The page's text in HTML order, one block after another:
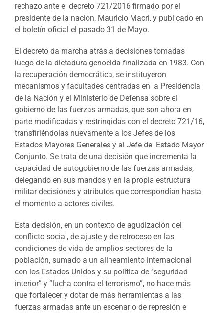
rechazo ante el decreto 721/2016 firmado por el
presidente de la nación, Mauricio Macri, y publicado en
el boletín oficial el pasado 31 de Mayo.
El decreto da marcha atrás a decisiones tomadas
luego de la dictadura genocida finalizada en 1983. Con
la recuperación democrática, se instituyeron
mecanismos y facultades centradas en la Presidencia
de la Nación y el Ministerio de Defensa sobre el
gobierno de las fuerzas armadas, que son ahora en
parte modificadas y restringidas con el decreto 721/16,
transfiriéndolas nuevamente a los Jefes de los
Estados Mayores Generales y al Jefe del Estado Mayor
Conjunto. Se trata de una decisión que incrementa la
capacidad de autogobierno de las fuerzas armadas,
delegando en sus mandos y en la propia estructura
militar decisiones y atributos que correspondían hasta
el momento a actores civiles.
Esta decisión, en un contexto de agudización del
conflicto social, de ajuste y de retroceso en las
condiciones de vida de amplios sectores de la
población, sumado a un alineamiento internacional
con los Estados Unidos y su política de “seguridad
interior” y “lucha contra el terrorismo”, no hace más
que fortalecer y dotar de más herramientas a las
fuerzas armadas ante un escenario de represión e